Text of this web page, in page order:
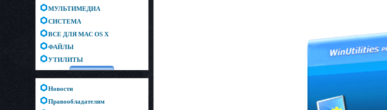
МУЛЬТИМЕДИА
СИСТЕМА
ВСЕ ДЛЯ MAC OS X
ФАЙЛЫ
УТИЛИТЫ
Новости
Правообладателям